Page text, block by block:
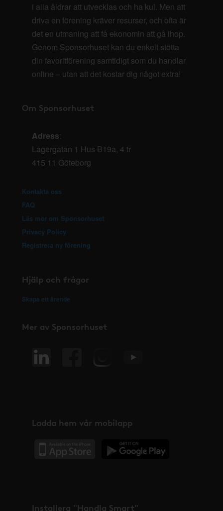
i alla åldrar att utvecklas och ha kul. Men att
driva en förening kräver resurser, och ofta är
det en utmaning att få ekonomin att gå ihop.
Genom Sponsorhuset kan du enkelt stötta
din favoritförening samtidigt som du handlar
online – utan att det kostar dig något extra!
Om Sponsorhuset
Adress:
Lagergatan 1 Hus B19a, 4 tr
415 11 Göteborg
Kontakta oss
FAQ
Läs mer om Sponsorhuset
Privacy Policy
Registrera ny förening
Hjälp och frågor
Skapa ett ärende
Mer av Sponsorhuset
Ladda hem vår mobilapp
Installera "Handla Smart"